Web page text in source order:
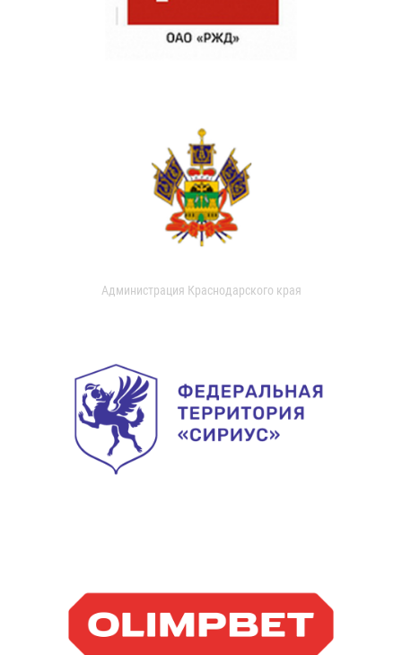
Администрация Краснодарского края